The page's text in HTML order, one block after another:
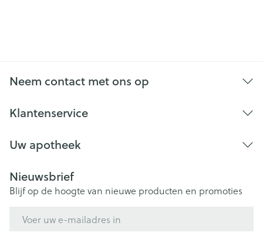
Neem contact met ons op
Klantenservice
Uw apotheek
Nieuwsbrief
Blijf op de hoogte van nieuwe producten en promoties